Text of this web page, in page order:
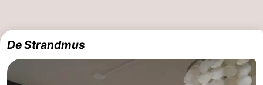
La
Haye
-
Rotterdam
-
De Strandmus